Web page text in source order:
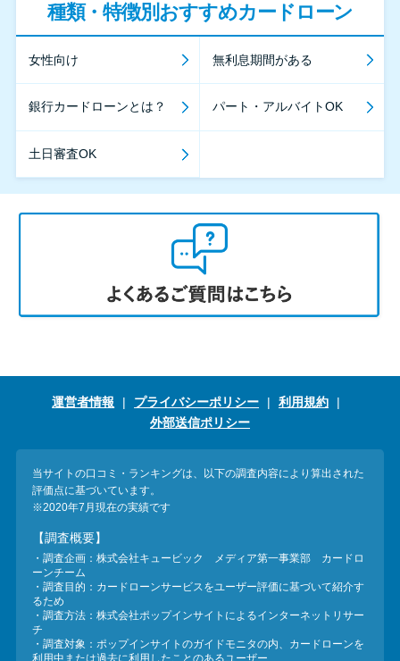
種類・特徴別おすすめカードローン
女性向け 無利息期間がある
銀行カードローンとは？ パート・アルバイトOK
土日審査OK
運営者情報 プライバシーポリシー
利用規約
外部送信ポリシー
当サイトの口コミ・ランキングは、以下の調査内容により算出された
評価点に基づいています。
※2020年7月現在の実績です
【調査概要】
・調査企画：株式会社キュービック メディア第一事業部 カードロ
ーンチーム
・調査目的：カードローンサービスをユーザー評価に基づいて紹介す
るため
・調査方法：株式会社ポップインサイトによるインターネットリサー
チ
・調査対象：ポップインサイトのガイドモニタの内、カードローンを
利用中または過去に利用したことのあるユーザー